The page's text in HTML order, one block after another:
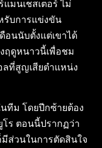
มนเชสเตอร์ ไม่
รับการแข่งขัน
อนนับตั้งแต่เขาได้
งฤดูหนาวนี้เพื่อชม
ที่สูญเสียตำแหน่ง
ทีม โดยปีกซ้ายต้อง
ร ตอนนี้ปรากฏว่า
ส่วนในการตัดสินใจ